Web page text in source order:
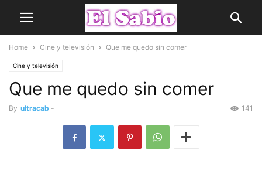
Home Cine y televisión Que me quedo sin comer
Cine y televisión
Que me quedo sin comer
By ultracab - 141